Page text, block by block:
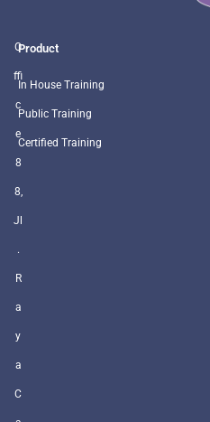
O
ffi
c
e
8
8,
Jl
.
R
a
y
a
C
Product
In House Training
Public Training
Certified Training